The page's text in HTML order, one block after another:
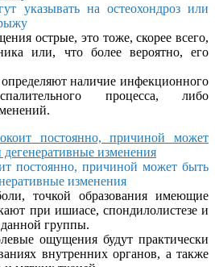
указывать на остеохондроз или
острые, это тоже, скорее всего,
или, что более вероятно, его
наличие инфекционного
процесса, либо
постоянно, причиной может быть
изменения
точкой образования имеющие
при ишиасе, спондилолистезе и
данной группы.
ощущения будут практически
внутренних органов, а также